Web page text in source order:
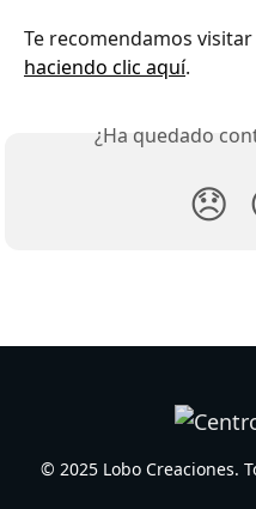
Te recomendamos
haciendo clic aquí.
¿Ha quedado
😞
© 2025 Lobo Creaciones.